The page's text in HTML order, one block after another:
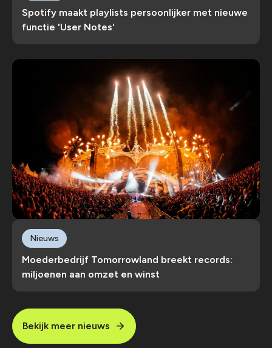
Spotify maakt playlists persoonlijker met nieuwe
functie 'User Notes'
Moederbedrijf Tomorrowland breekt records:
miljoenen aan omzet en winst
Nieuws
Bekijk meer nieuws